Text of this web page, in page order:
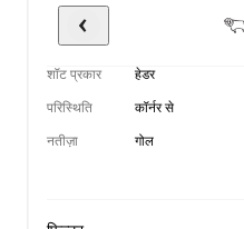
शॉट प्रकार हेडर
परिस्थिति कॉर्नर से
नतीज़ा गोल